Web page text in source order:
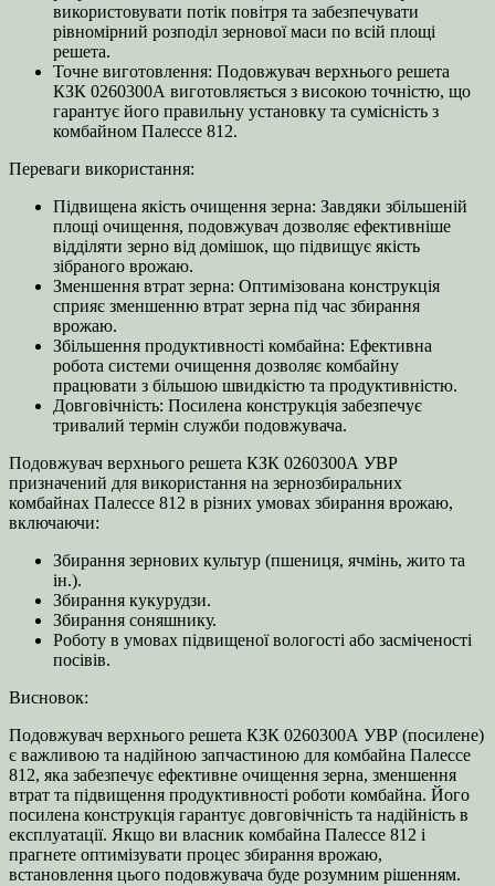
використовувати потік повітря та забезпечувати
рівномірний розподіл зернової маси по всій площі
решета.
Точне виготовлення: Подовжувач верхнього решета
КЗК 0260300А виготовляється з високою точністю, що
гарантує його правильну установку та сумісність з
комбайном Палессе 812.
Переваги використання:
Підвищена якість очищення зерна: Завдяки збільшеній
площі очищення, подовжувач дозволяє ефективніше
відділяти зерно від домішок, що підвищує якість
зібраного врожаю.
Зменшення втрат зерна: Оптимізована конструкція
сприяє зменшенню втрат зерна під час збирання
врожаю.
Збільшення продуктивності комбайна: Ефективна
робота системи очищення дозволяє комбайну
працювати з більшою швидкістю та продуктивністю.
Довговічність: Посилена конструкція забезпечує
тривалий термін служби подовжувача.
Подовжувач верхнього решета КЗК 0260300А УВР
призначений для використання на зернозбиральних
комбайнах Палессе 812 в різних умовах збирання врожаю,
включаючи:
Збирання зернових культур (пшениця, ячмінь, жито та
ін.).
Збирання кукурудзи.
Збирання соняшнику.
Роботу в умовах підвищеної вологості або засміченості
посівів.
Висновок:
Подовжувач верхнього решета КЗК 0260300А УВР (посилене)
є важливою та надійною запчастиною для комбайна Палессе
812, яка забезпечує ефективне очищення зерна, зменшення
втрат та підвищення продуктивності роботи комбайна. Його
посилена конструкція гарантує довговічність та надійність в
експлуатації. Якщо ви власник комбайна Палессе 812 і
прагнете оптимізувати процес збирання врожаю,
встановлення цього подовжувача буде розумним рішенням.